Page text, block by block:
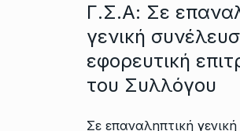
Γ.Σ.Α: Σε
γενική
εφορευτική
του Συλλόγου
Σε επαναληπτική